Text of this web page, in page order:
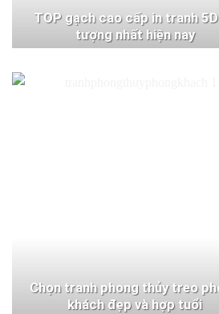
TOP gạch cao cấp in tranh
tượng nhất hiện nay
Chọn tranh phong thủy treo
khách đẹp và hợp tuổi